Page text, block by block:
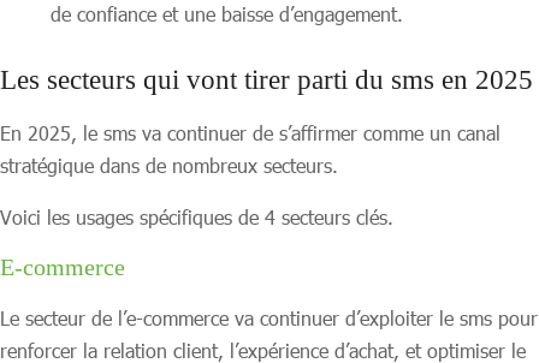
de confiance et une baisse d’engagement.
Les secteurs qui vont tirer parti du sms en 2025
En 2025, le sms va continuer de s’affirmer comme un canal
stratégique dans de nombreux secteurs.
Voici les usages spécifiques de 4 secteurs clés.
E-commerce
Le secteur de l’e-commerce va continuer d’exploiter le sms pour
renforcer la relation client, l’expérience d’achat, et optimiser le